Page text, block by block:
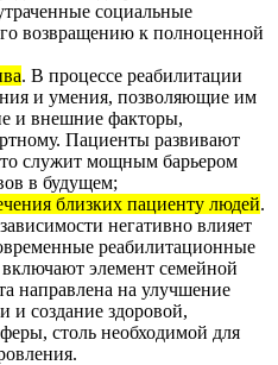
социальные
возвращению к полноценной
. В процессе реабилитации
и умения, позволяющие им
и внешние факторы,
Пациенты развивают
служит мощным барьером
в будущем;
близких пациенту людей.
негативно влияет
реабилитационные
элемент семейной
направлена на улучшение
и создание здоровой,
столь необходимой для